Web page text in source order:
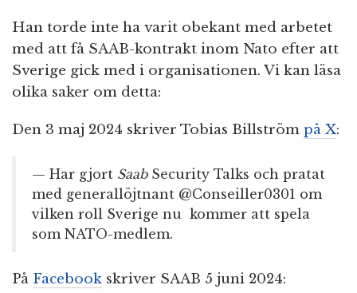
Han torde inte ha varit obekant med arbetet
med att få SAAB-kontrakt inom Nato efter att
Sverige gick med i organisationen. Vi kan läsa
olika saker om detta:
Den 3 maj 2024 skriver Tobias Billström på X:
— Har gjort SaabSecurity Talks och pratat
med generallöjtnant @Conseiller0301 om
vilken roll Sverige nu kommer att spela
som NATO-medlem.
På Facebook skriver SAAB 5 juni 2024: